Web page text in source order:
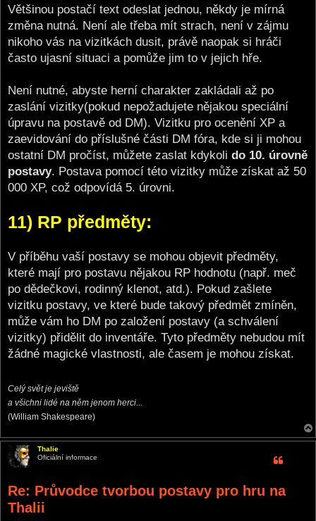
Většinou postačí text odeslat jednou, někdy je mírná
změna nutná. Není ale třeba mít strach, není v zájmu
nikoho vás na vizitkách dusit, právě naopak si hráči
často ujasní situaci a pomůže jim to v jejich hře.
Není nutné, abyste herní charakter zakládali až po
zaslání vizitky(pokud nepožadujete nějakou speciální
úpravu na postavě od DM). Vizitku pro ocenění XP a
zaevidování do příslušné části DM fóra, kde si ji mohou
ostatní DM pročíst, můžete zaslat kdykoli do 10. úrovně
postavy. Postava pomocí této vizitky může získat až 50
000 XP, což odpovídá 5. úrovni.
11) RP předměty:
V příběhu vaší postavy se mohou objevit předměty,
které mají pro postavu nějakou RP hodnotu (např. meč
po dědečkovi, rodinný klenot, atd.). Pokud zašlete
vizitku postavy, ve které bude takový předmět zmíněn,
může vám ho DM po založení postavy (a schválení
vizitky) přidělit do inventáře. Tyto předměty nebudou mít
žádné magické vlastnosti, ale časem je mohou získat.
Celý svět je jeviště
a všichni lidé na něm jenom herci...
(William Shakespeare)
Thalie
Oficiální informace
Re: Průvodce tvorbou postavy pro hru na
Thalii